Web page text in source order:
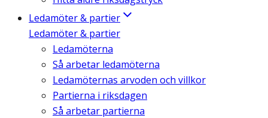
Ledamöter & partier
Ledamöter & partier
Ledamöterna
Så arbetar ledamöterna
Ledamöternas arvoden och villkor
Partierna i riksdagen
Så arbetar partierna